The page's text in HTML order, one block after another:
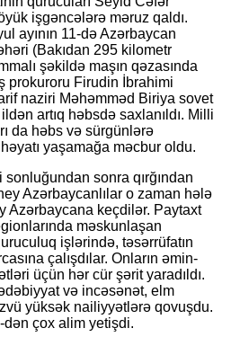
işgəncələrə məruz qaldı.
ayının 11-də Azərbaycan
(Bakıdan 295 kilometr
şəkildə maşın qəzasında
prokuroru Firudin İbrahimi
naziri Məhəmməd Biriya sovet
artıq həbsdə saxlanıldı. Milli
da həbs və sürgünlərə
yaşamağa məcbur oldu.
sonluğundan sonra qırğından
Azərbaycanlılar o zaman hələ
Azərbaycana keçdilər. Paytaxt
məskunlaşan
işlərində, təsərrüfatın
çalışdılar. Onların əmin-
üçün hər cür şərit yaradıldı.
və incəsənət, elm
yüksək nailiyyətlərə qovuşdu.
çox alim yetişdi.